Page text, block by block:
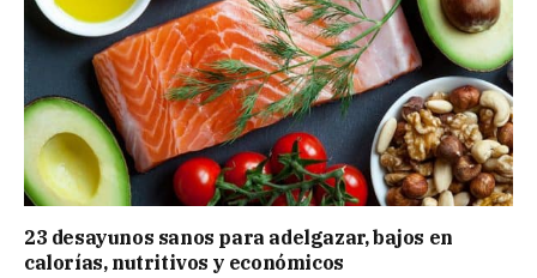
23 desayunos sanos para adelgazar, bajos en
calorías, nutritivos y económicos